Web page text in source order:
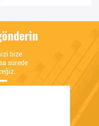
bize
sürede